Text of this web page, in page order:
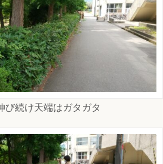
び続け天端はガタガタ